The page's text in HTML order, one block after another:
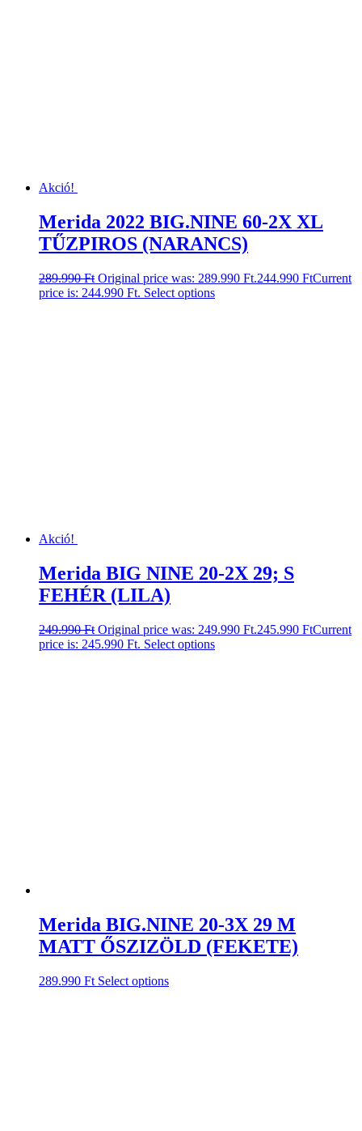
Akció!
Merida 2022 BIG.NINE 60-2X XL
TŰZPIROS (NARANCS)
289.990Ft Original price was: 289.990 Ft.244.990 FtCurrent
price is: 244.990 Ft. Select options
Akció!
Merida BIG NINE 20-2X 29; S
FEHÉR (LILA)
249.990Ft Original price was: 249.990 Ft.245.990 FtCurrent
price is: 245.990 Ft. Select options
Merida BIG.NINE 20-3X 29 M
MATT ŐSZIZÖLD (FEKETE)
289.990 Ft Select options